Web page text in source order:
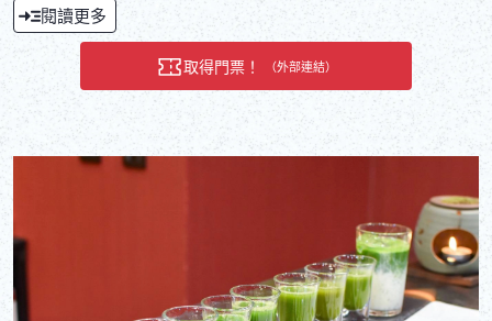
閱讀更多
取得門票！ （外部連結）